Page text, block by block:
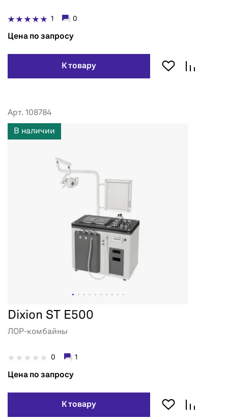
1 0
Цена по запросу
К товару
Арт. 108784
В наличии
Dixion ST E500
ЛОР-комбайны
0 1
Цена по запросу
К товару